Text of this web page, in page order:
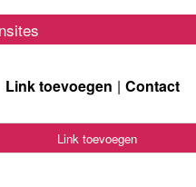
Link toevoegen Contact
Link toevoegen